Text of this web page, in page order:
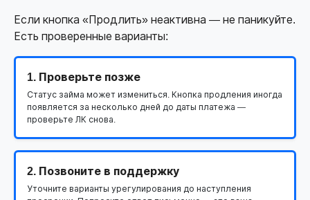
Если кнопка «Продлить» неактивна — не паникуйте.
Есть проверенные варианты:
1. Проверьте позже
Статус займа может измениться. Кнопка продления иногда
появляется за несколько дней до даты платежа —
проверьте ЛК снова.
2. Позвоните в поддержку
Уточните варианты урегулирования до наступления